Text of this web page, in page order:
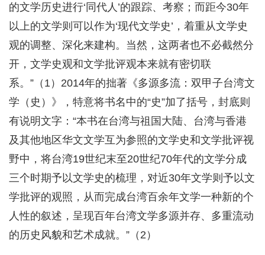
的文学历史进行‘同代人’的跟踪、考察；而距今30年
以上的文学则可以作为‘现代文学史’，着重从文学史
观的调整、深化来建构。当然，这两者也不必截然分
开，文学史观和文学批评观本来就有密切联
系。”（1）2014年的拙著《多源多流：双甲子台湾文
学（史）》，特意将书名中的“史”加了括号，封底则
有说明文字：“本书在台湾与祖国大陆、台湾与香港
及其他地区华文文学互为参照的文学史和文学批评视
野中，将台湾19世纪末至20世纪70年代的文学分成
三个时期予以文学史的梳理，对近30年文学则予以文
学批评的观照，从而完成台湾百余年文学一种新的个
人性的叙述，呈现百年台湾文学多源并存、多重流动
的历史风貌和艺术成就。”（2）